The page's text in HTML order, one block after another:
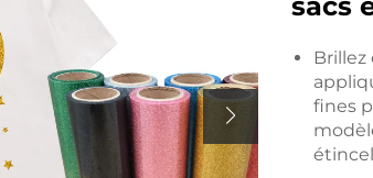
Brillez
fines